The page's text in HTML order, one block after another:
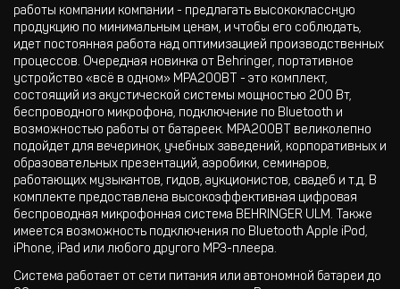
работы компании компании - предлагать высококлассную
продукцию по минимальным ценам, и чтобы его соблюдать,
идет постоянная работа над оптимизацией производственных
процессов. Очередная новинка от Behringer, портативное
устройство «всё в одном» MPA200BT - это комплект,
состоящий из акустической системы мощностью 200 Вт,
беспроводного микрофона, подключение по Bluetooth и
возможностью работы от батареек. MPA200BT великолепно
подойдет для вечеринок, учебных заведений, корпоративных и
образовательных презентаций, аэробики, семинаров,
работающих музыкантов, гидов, аукционистов, свадеб и т.д. В
комплекте предоставлена высокоэффективная цифровая
беспроводная микрофонная система BEHRINGER ULM. Также
имеется возможность подключения по Bluetooth Apple iPod,
iPhone, iPad или любого другого MP3-плеера.
Система работает от сети питания или автономной батареи до